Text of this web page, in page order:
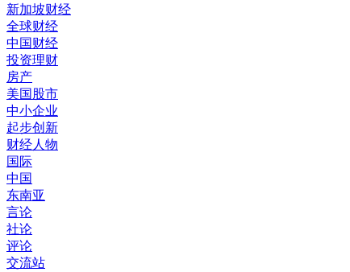
新加坡财经
全球财经
中国财经
投资理财
房产
美国股市
中小企业
起步创新
财经人物
国际
中国
东南亚
言论
社论
评论
交流站